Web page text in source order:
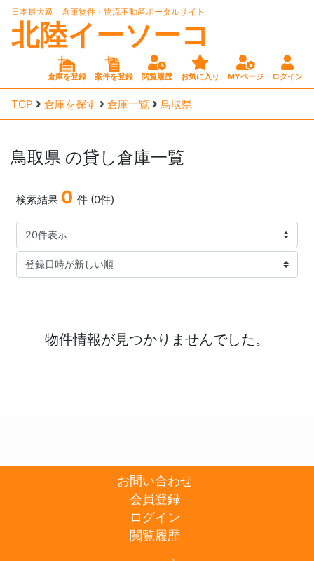
日本最大級 倉庫物件・物流不動産ポータルサイト
北陸イーソーコ
倉庫を登録 案件を登録 閲覧履歴 お気に入り MYページ ログイン
TOP 倉庫を探す 倉庫一覧 鳥取県
鳥取県 の貸し倉庫一覧
検索結果 0 件 (0件)
物件情報が見つかりませんでした。
お問い合わせ
会員登録
ログイン
閲覧履歴